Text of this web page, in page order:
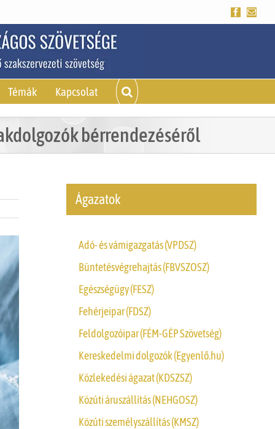
Facebook
Témák Kapcsolat
bérrendezéséről
Ágazatok
Adó- és vámigazgatás (VPDSZ)
Büntetésvégrehajtás (FBVSZOSZ)
Egészségügy (FESZ)
Fehérjeipar (FDSZ)
Feldolgozóipar (FÉM-GÉP Szövetség)
Kereskedelmi dolgozók (Egyenlő.hu)
Közlekedési ágazat (KDSZSZ)
Közúti áruszállítás (NEHGOSZ)
Közúti személyszállítás (KMSZ)